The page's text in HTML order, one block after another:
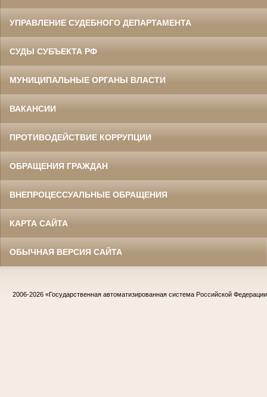
УПРАВЛЕНИЕ СУДЕБНОГО ДЕПАРТАМЕНТА
СУДЫ СУБЪЕКТА РФ
МУНИЦИПАЛЬНЫЕ ОРГАНЫ ВЛАСТИ
ВАКАНСИИ
ПРОТИВОДЕЙСТВИЕ КОРРУПЦИИ
ОБРАЩЕНИЯ ГРАЖДАН
ВНЕПРОЦЕССУАЛЬНЫЕ ОБРАЩЕНИЯ
КАРТА САЙТА
ОБЫЧНАЯ ВЕРСИЯ САЙТА
2006-2026 «Государственная автоматизированная система Российской